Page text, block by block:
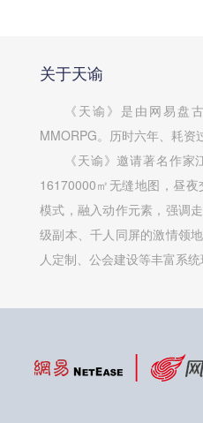
关于天谕
《天谕》是由网易盘
MMORPG。历时六年、耗资
《天谕》邀请著名作
16170000㎡无缝地图，昼
模式，融入动作元素，强调
级副本、千人同屏的激情领
人定制、公会建设等丰富系